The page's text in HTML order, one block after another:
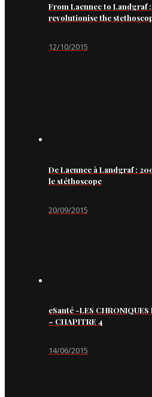
From Laennec to Landgraf
revolutionise the
12/10/2015
De Laennec à Landgraf :
le stéthoscope
20/09/2015
eSanté -LES
– CHAPITRE 4
14/06/2015